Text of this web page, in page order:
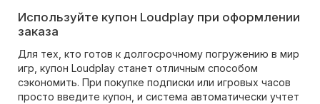
Используйте купон Loudplay при оформлении
заказа
Для тех, кто готов к долгосрочному погружению в мир
игр, купон Loudplay станет отличным способом
сэкономить. При покупке подписки или игровых часов
просто введите купон, и система автоматически учтет